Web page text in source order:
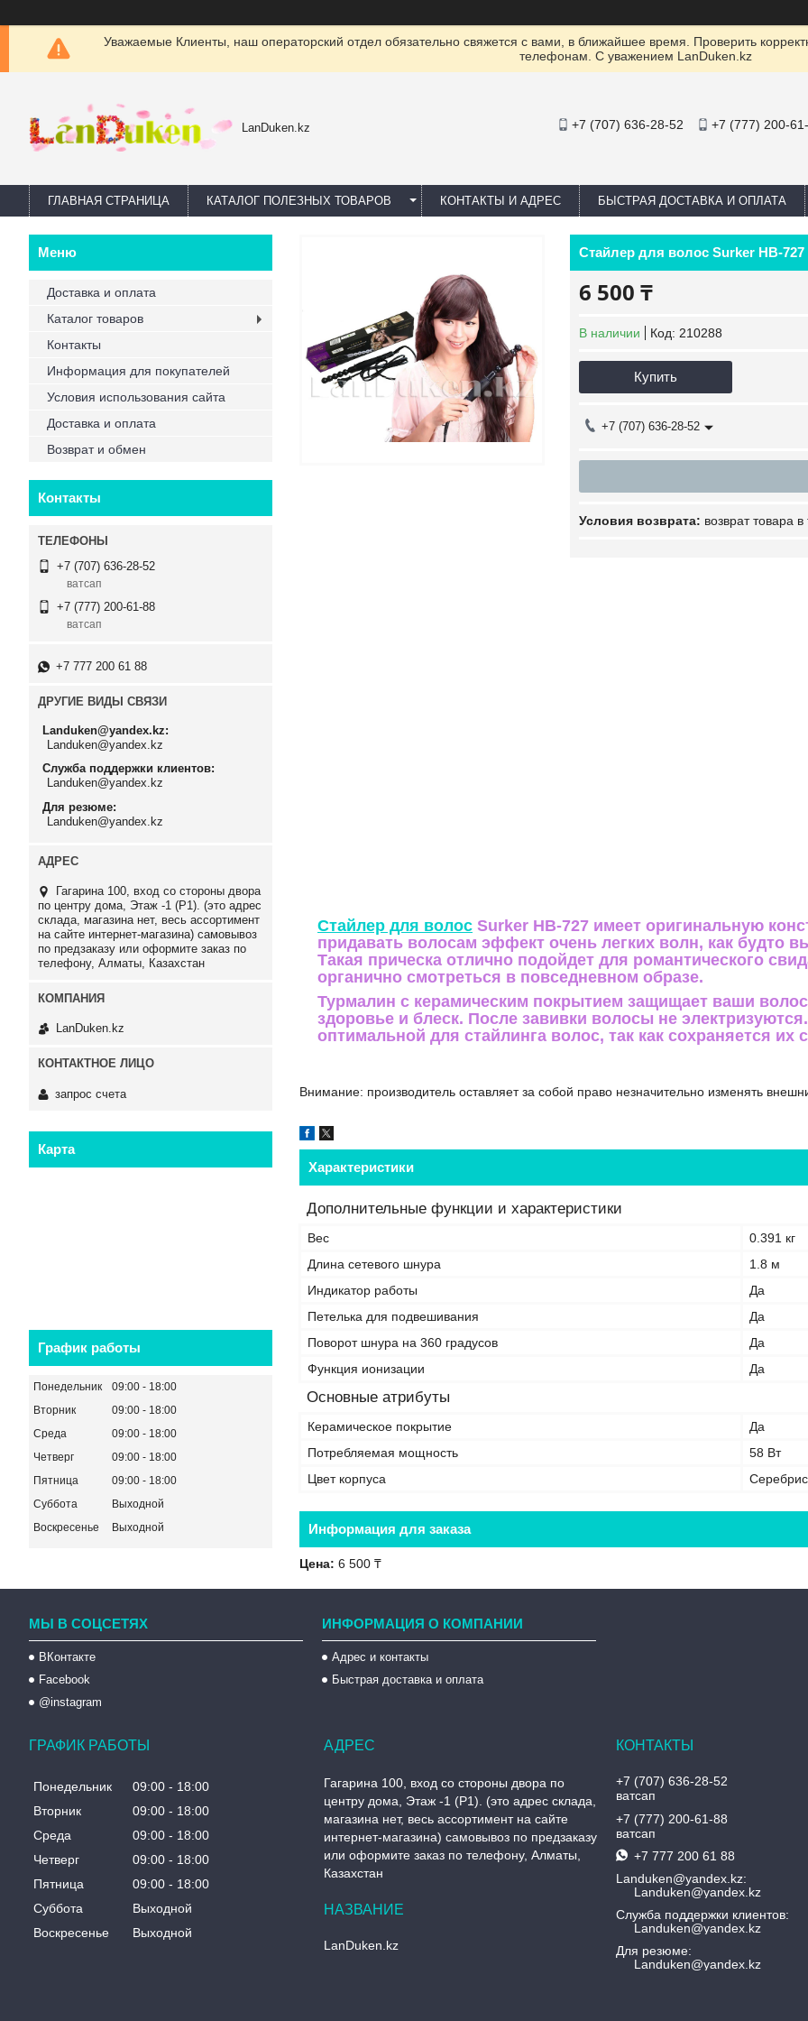
Уважаемые Клиенты, наш операторский отдел обязательно свяжется с вами, в ближайшее время. Проверить
телефонам. С уважением LanDuken.kz
LanDuken.kz +7 (707) 636-28-52 +7 (777) 200-
ГЛАВНАЯ СТРАНИЦА КАТАЛОГ ПОЛЕЗНЫХ ТОВАРОВ КОНТАКТЫ И АДРЕС БЫСТРАЯ ДОСТАВКА И ОПЛАТА
Стайлер для волос Surker HB-727
6 500 ₸
В наличии Код: 210288
Купить
+7 (707) 636-28-52
возврат товара
Стайлер для волос Surker HB-727 имеет оригинальную
придавать волосам эффект очень легких волн, как будто
Такая прическа отлично подойдет для романтического
органично смотреться в повседневном образе.
Турмалин с керамическим покрытием защищает ваши
здоровье и блеск. После завивки волосы не
оптимальной для стайлинга волос, так как сохраняется их
Внимание: производитель оставляет за собой право незначительно изменять
Характеристики
Дополнительные функции и характеристики
Вес
0.391 кг
Длина сетевого шнура
1.8 м
Индикатор работы
Да
Петелька для подвешивания
Да
Поворот шнура на 360 градусов
Да
Функция ионизации
Да
Основные атрибуты
Керамическое покрытие
Да
Потребляемая мощность
58 Вт
Цвет корпуса
Информация для заказа
Цена: 6 500 ₸
Доставка и оплата
Каталог товаров
Контакты
Информация для покупателей
Условия использования сайта
Доставка и оплата
Возврат и обмен
Контакты
+7 (707) 636-28-52
ватсап
+7 (777) 200-61-88
ватсап
+7 777 200 61 88
ДРУГИЕ ВИДЫ СВЯЗИ
Landuken@yandex.kz
Landuken@yandex.kz
Служба поддержки клиентов
Landuken@yandex.kz
Для резюме
Landuken@yandex.kz
Гагарина 100, вход со стороны двора
по центру дома, Этаж -1 (P1). (это адрес
склада, магазина нет, весь ассортимент
на сайте интернет-магазина) самовывоз
по предзаказу или оформите заказ по
телефону, Алматы, Казахстан
LanDuken.kz
запрос счета
Карта
График работы
Понедельник 09:00
18:00
Вторник
09:00
18:00
Среда
09:00
18:00
Четверг
09:00
18:00
Пятница
09:00
18:00
Суббота
Выходной
Воскресенье
Выходной
МЫ В СОЦСЕТЯХ
ВКонтакте
Facebook
@instagram
ИНФОРМАЦИЯ О КОМПАНИИ
Адрес и контакты
Быстрая доставка и оплата
ГРАФИК РАБОТЫ
Понедельник 09:00
18:00
Вторник
09:00
18:00
Среда
09:00
18:00
Четверг
09:00
18:00
Пятница
09:00
18:00
Суббота
Выходной
Воскресенье
Выходной
Гагарина 100, вход со стороны двора по
центру дома, Этаж -1 (P1). (это адрес склада,
магазина нет, весь ассортимент на сайте
интернет-магазина) самовывоз по предзаказу
или оформите заказ по телефону, Алматы,
Казахстан
LanDuken.kz
+7 (707) 636-28-52
ватсап
+7 (777) 200-61-88
ватсап
+7 777 200 61 88
Landuken@yandex.kz
Landuken@yandex.kz
Служба поддержки клиентов
Landuken@yandex.kz
Для резюме
Landuken@yandex.kz